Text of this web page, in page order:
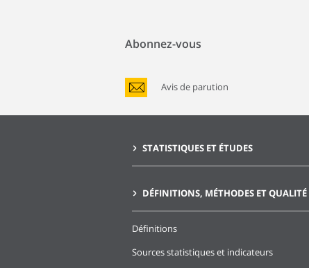
Abonnez-vous
Avis de parution
STATISTIQUES ET ÉTUDES
DÉFINITIONS, MÉTHODES ET QUALITÉ
Définitions
Sources statistiques et indicateurs